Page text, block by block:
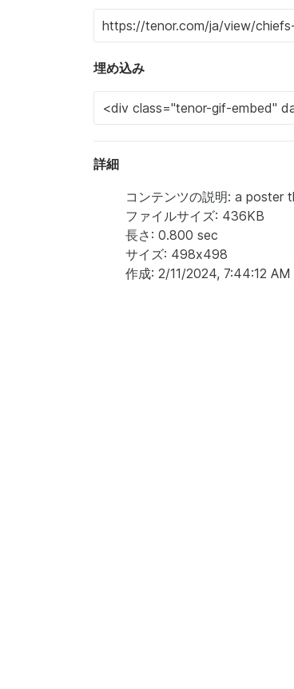
埋め込み
詳細
コンテンツの説明: a
ファイルサイズ: 436KB
長さ: 0.800 sec
サイズ: 498x498
作成: 2/11/2024, 7:44:12 AM